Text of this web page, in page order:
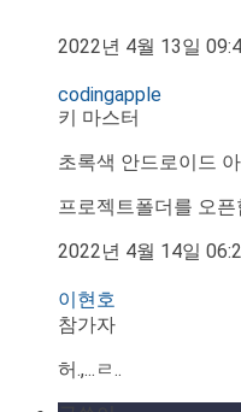
2022년 4월 13일
codingapple
키 마스터
초록색 안드로이드
프로젝트폴더를 오
2022년 4월 14일
이현호
참가자
허.,...ㄹ..